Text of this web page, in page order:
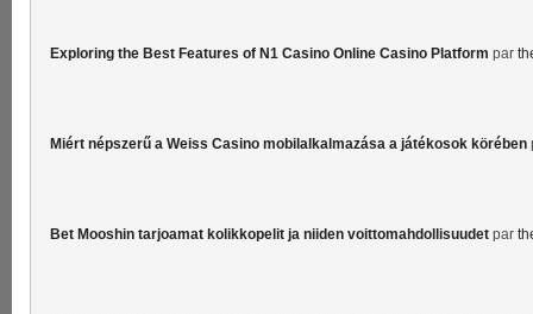
Exploring the Best Features of N1 Casino Online Casino Platform par
Miért népszerű a Weiss Casino mobilalkalmazása a játékosok körében
Bet Mooshin tarjoamat kolikkopelit ja niiden voittomahdollisuudet par